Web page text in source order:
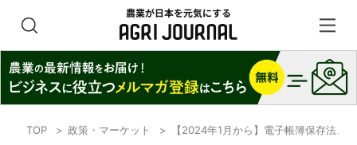
TOP 政策・マーケット 【2024年1月から】電子帳簿保存法、